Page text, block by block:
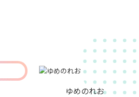
ゆめのれお